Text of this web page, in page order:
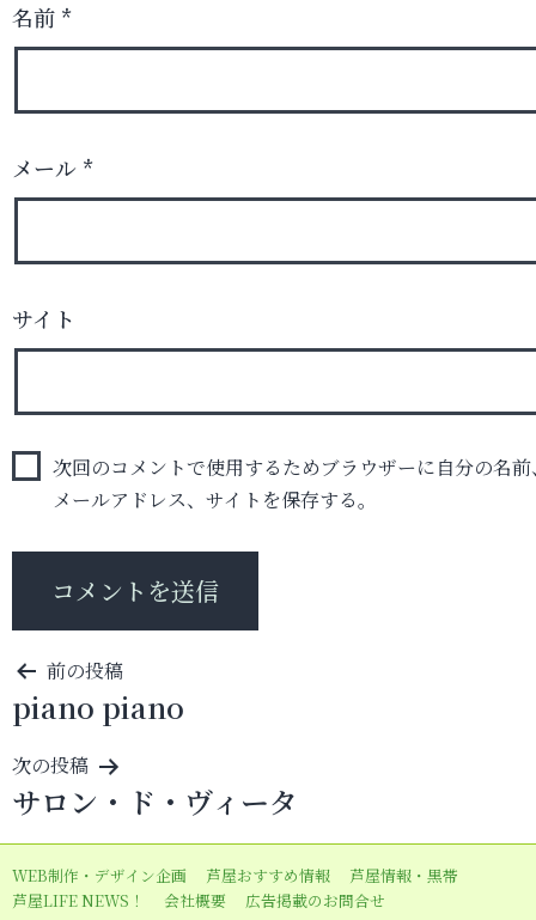
名前 *
メール *
サイト
次回のコメントで使用するためブラウザーに自分の名前
メールアドレス、サイトを保存する。
投
稿
ナ
ビ
ゲ
ー
シ
前の投稿
piano piano
次の投稿
サロン・ド・ヴィータ
WEB制作・デザイン企画 芦屋おすすめ情報
芦屋情報・黒帯
芦屋LIFE NEWS！
会社概要 広告掲載のお問合せ